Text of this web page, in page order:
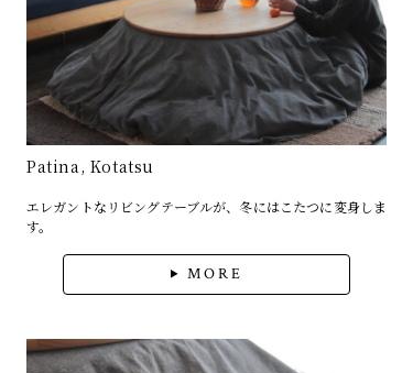
Patina, Kotatsu
エレガントなリビングテーブルが、冬にはこたつに変身しま
す。
MORE